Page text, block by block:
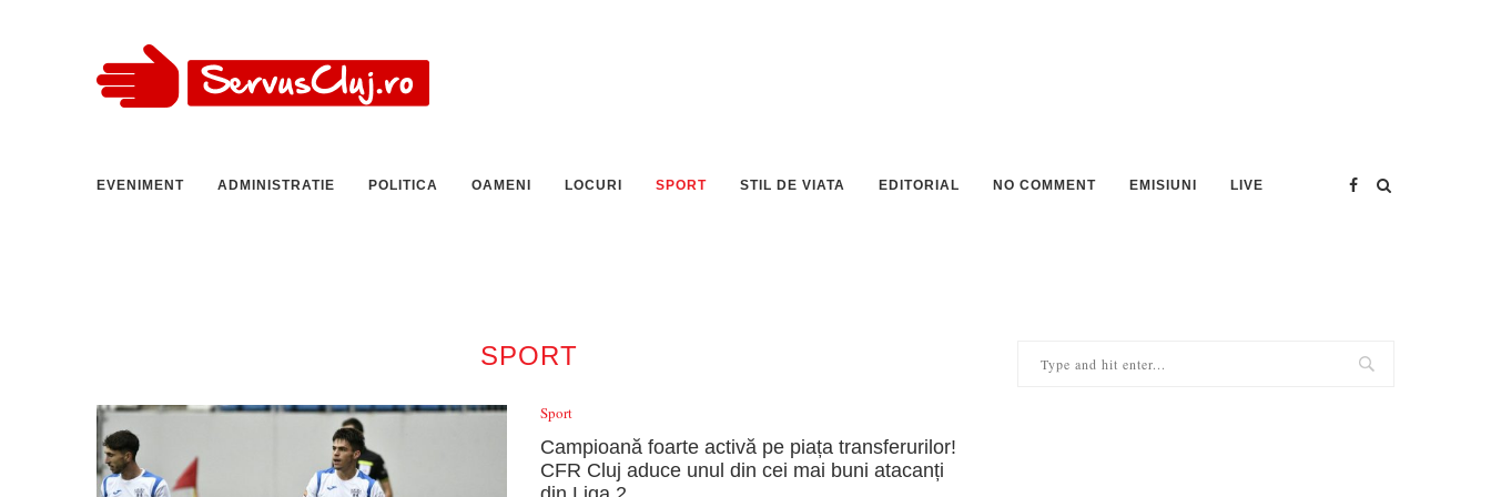
EVENIMENT ADMINISTRATIE POLITICA OAMENI LOCURI SPORT STIL DE VIATA EDITORIAL NO COMMENT EMISIUNI LIVE
SPORT
Sport
Campioană foarte activă pe piața transferurilor!
CFR Cluj aduce unul din cei mai buni atacanți